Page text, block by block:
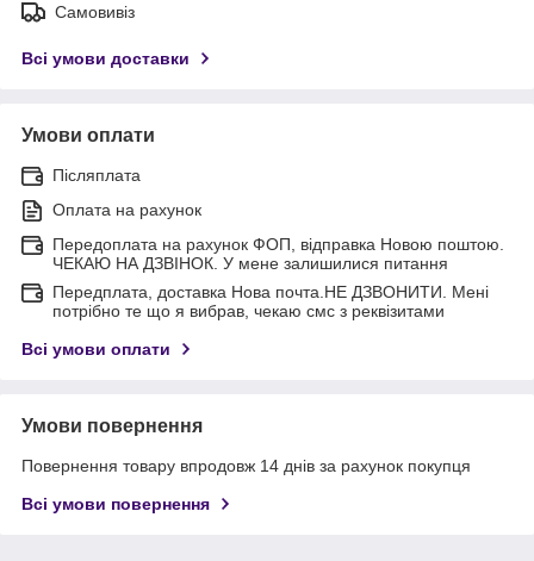
Самовивіз
Всі умови доставки
Умови оплати
Післяплата
Оплата на рахунок
Передоплата на рахунок ФОП, відправка Новою поштою.
ЧЕКАЮ НА ДЗВІНОК. У мене залишилися питання
Передплата, доставка Нова почта.НЕ ДЗВОНИТИ. Мені
потрібно те що я вибрав, чекаю смс з реквізитами
Всі умови оплати
Умови повернення
Повернення товару впродовж 14 днів за рахунок покупця
Всі умови повернення